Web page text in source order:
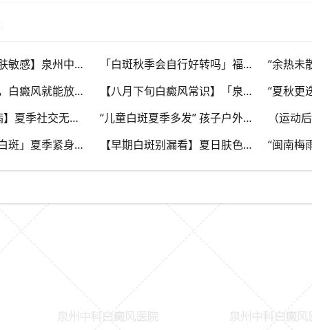
【夏秋换季皮肤敏感】泉州中科白癜风医院，福建本地白斑朋友，做好日常护理很关键 「白斑秋季会自行好转吗」福建泉州中科白癜风医院，提醒广大患者切勿抱有侥幸心理
立秋气温回落，白癜风就能放任不管？（福建泉州中科白癜风医院）这些误区要避开
【八月下旬白癜风常识】「泉州本地」泉州中科白癜风医院，换季调适，守护皮肤健康状态
【白斑≠传染病】夏季社交无需刻意回避，消除对白斑的误解，泉州中科白癜风医院科普白癜风基础常识
“儿童白斑夏季多发” 孩子户外玩耍暴晒多，家长多留意皮肤变化，泉州中科白癜风医院浅谈孩童白斑相关护理
「穿衣也关乎白斑」夏季紧身化纤衣物摩擦皮肤，容易触发同形反应，泉州中科白癜风医院推荐白斑人群穿搭选择
【早期白斑别漏看】夏日肤色加深，浅色小白斑容易被忽略，泉州中科白癜风医院提示发现异常白斑尽早筛查